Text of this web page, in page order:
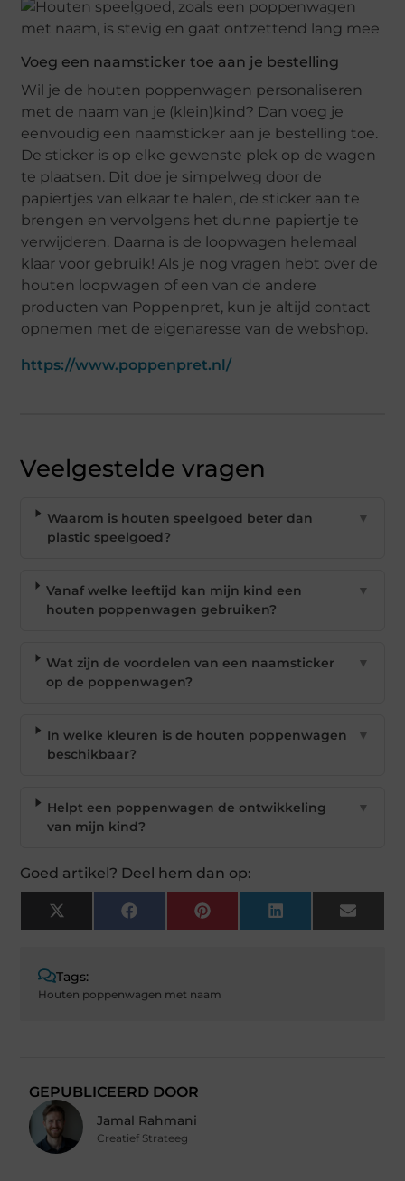
Voeg een naamsticker toe aan je bestelling
Wil je de houten poppenwagen personaliseren
met de naam van je (klein)kind? Dan voeg je
eenvoudig een naamsticker aan je bestelling toe.
De sticker is op elke gewenste plek op de wagen
te plaatsen. Dit doe je simpelweg door de
papiertjes van elkaar te halen, de sticker aan te
brengen en vervolgens het dunne papiertje te
verwijderen. Daarna is de loopwagen helemaal
klaar voor gebruik! Als je nog vragen hebt over de
houten loopwagen of een van de andere
producten van Poppenpret, kun je altijd contact
opnemen met de eigenaresse van de webshop.
https://www.poppenpret.nl/
Veelgestelde vragen
Waarom is houten speelgoed beter dan
plastic speelgoed?
▼
Vanaf welke leeftijd kan mijn kind een
houten poppenwagen gebruiken?
▼
Wat zijn de voordelen van een naamsticker
op de poppenwagen?
▼
In welke kleuren is de houten poppenwagen
beschikbaar?
▼
Helpt een poppenwagen de ontwikkeling
van mijn kind?
▼
Goed artikel? Deel hem dan op:
X
(Twitter)
Facebook Pinterest LinkedIn Email
Tags:
Houten poppenwagen met naam
GEPUBLICEERD DOOR
Jamal Rahmani
Creatief Strateeg